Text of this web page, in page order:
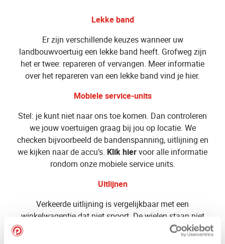
Lekke band
Er zijn verschillende keuzes wanneer uw
landbouwvoertuig een lekke band heeft. Grofweg zijn
het er twee: repareren of vervangen. Meer informatie
over het repareren van een lekke band vind je hier.
Mobiele service-units
Stel: je kunt niet naar ons toe komen. Dan controleren
we jouw voertuigen graag bij jou op locatie. We
checken bijvoorbeeld de bandenspanning, uitlijning en
we kijken naar de accu’s. Klik hiervoor alle informatie
rondom onze mobiele service units.
Uitlijnen
Verkeerde uitlijning is vergelijkbaar met een
winkelwagentje dat niet spoort. De wielen staan niet
100% juist in de rijrichting. Daardoor ontstaat extra
wringing, wat nadelig is voor de ondergrond en